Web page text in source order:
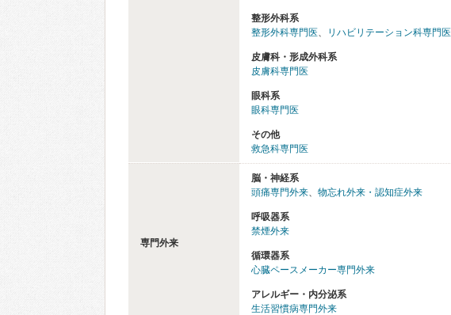
整形外科系
整形外科専門医、 リハビリテーション科専門医
皮膚科・形成外科系
皮膚科専門医
眼科系
眼科専門医
その他
救急科専門医
専門外来
脳・神経系
頭痛専門外来、 物忘れ外来・認知症外来
呼吸器系
禁煙外来
循環器系
心臓ペースメーカー専門外来
アレルギー・内分泌系
生活習慣病専門外来